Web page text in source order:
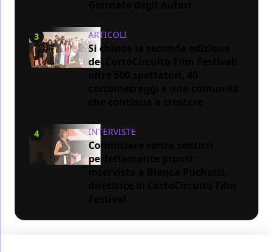
3 ARTICOLI
Si chiude la seconda edizione
del CortoCircuito Film Festival:
4 INTERVISTE
Cominciare senza sentirsi
perfettamente pronti: